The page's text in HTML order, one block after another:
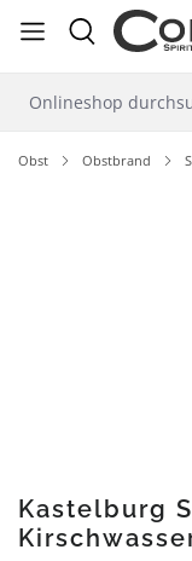
springen
Obst Obstbrand
Kastelburg